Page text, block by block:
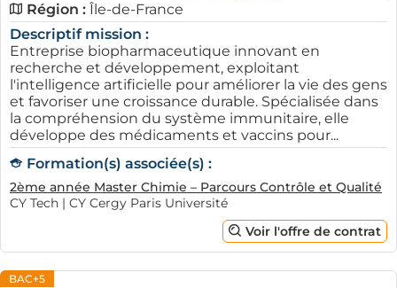
Région : Île-de-France
Descriptif mission :
Entreprise biopharmaceutique innovant en
recherche et développement, exploitant
l'intelligence artificielle pour améliorer la vie des gens
et favoriser une croissance durable. Spécialisée dans
la compréhension du système immunitaire, elle
développe des médicaments et vaccins pour...
Formation(s) associée(s) :
2ème année Master Chimie – Parcours Contrôle et Qualité
CY Tech | CY Cergy Paris Université
Voir l'offre de contrat
BAC+5